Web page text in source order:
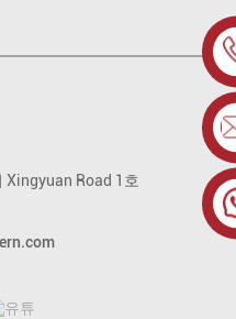
Xingyuan Road 1호